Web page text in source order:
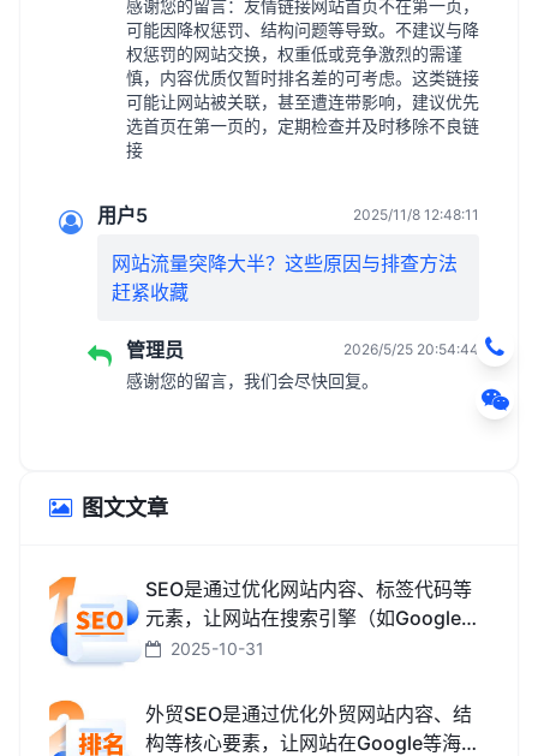
感谢您的留言：友情链接网站首页不在第一页，
可能因降权惩罚、结构问题等导致。不建议与降
权惩罚的网站交换，权重低或竞争激烈的需谨
慎，内容优质仅暂时排名差的可考虑。这类链接
可能让网站被关联，甚至遭连带影响，建议优先
选首页在第一页的，定期检查并及时移除不良链
接
用户5 2025/11/8 12:48:11
网站流量突降大半？这些原因与排查方法
赶紧收藏
管理员 2026/5/25 20:54:44
感谢您的留言，我们会尽快回复。
图文文章
SEO是通过优化网站内容、标签代码等
元素，让网站在搜索引擎（如Google、
百度、搜狗、必应）中排名更靠前，从
2025-10-31
外贸SEO是通过优化外贸网站内容、结
构等核心要素，让网站在Google等海外